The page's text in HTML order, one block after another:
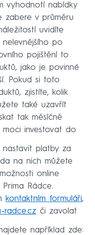
vyhodnotí nabídky
zabere v průměru
uvidíte
po
pojištění to
jako je povinné
Pokud si toto
zjistíte, kolik
také uzavřít
tak měsíčně
investovat do
nastavit platby za
na nich můžete
online
Rádce.
kontaktním formuláři,
radce.cz či zavolat
například zde: